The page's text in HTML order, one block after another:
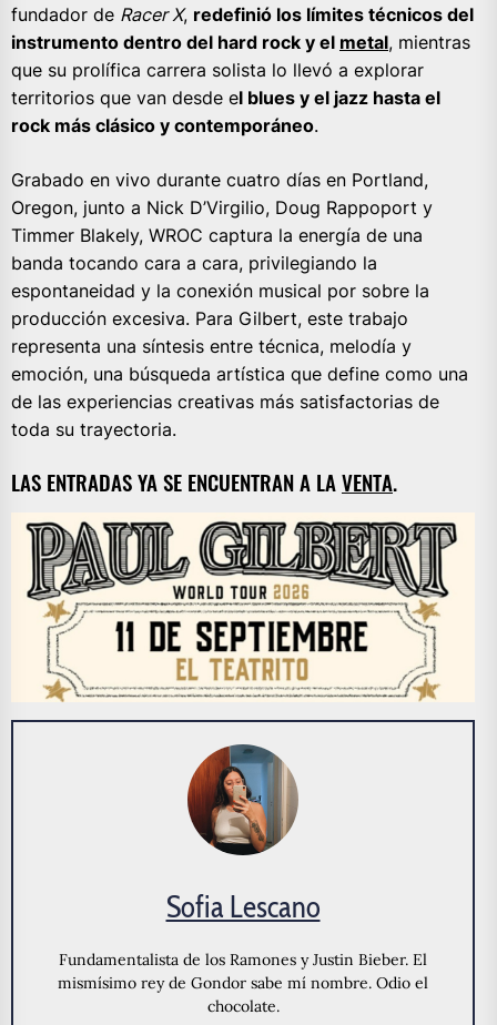
fundador de Racer X, redefinió los límites técnicos del
instrumento dentro del hard rock y el metal, mientras
que su prolífica carrera solista lo llevó a explorar
territorios que van desde el blues y el jazz hasta el
rock más clásico y contemporáneo.
Grabado en vivo durante cuatro días en Portland,
Oregon, junto a Nick D’Virgilio, Doug Rappoport y
Timmer Blakely, WROC captura la energía de una
banda tocando cara a cara, privilegiando la
espontaneidad y la conexión musical por sobre la
producción excesiva. Para Gilbert, este trabajo
representa una síntesis entre técnica, melodía y
emoción, una búsqueda artística que define como una
de las experiencias creativas más satisfactorias de
toda su trayectoria.
LAS ENTRADAS YA SE ENCUENTRAN A LAVENTA.
Sofia Lescano
Fundamentalista de los Ramones y Justin Bieber. El
mismísimo rey de Gondor sabe mí nombre. Odio el
chocolate.